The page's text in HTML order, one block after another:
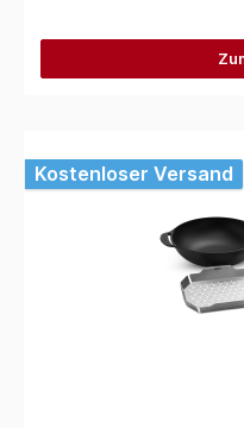
Kostenloser Versand